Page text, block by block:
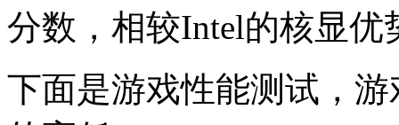
分数，相较Intel的核显优
下面是游戏性能测试，